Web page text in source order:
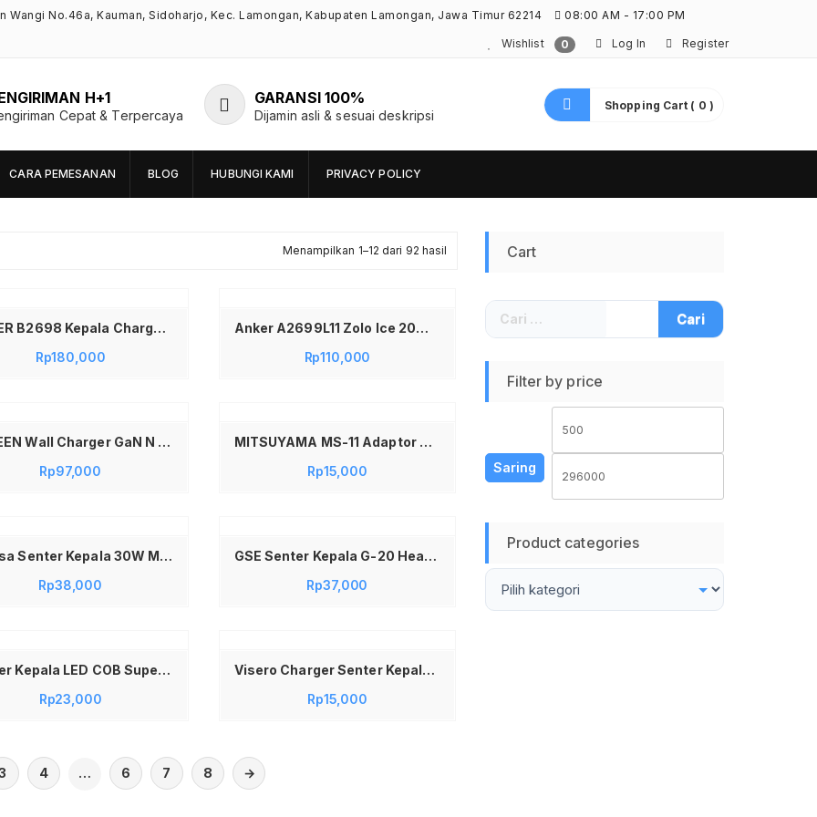
Wangi No.46a, Kauman, Sidoharjo, Kec. Lamongan, Kabupaten Lamongan, Jawa Timur 62214 08:00 AM - 17:00 PM
Wishlist 0 Log In Register
H+1
Cepat & Terpercaya
GARANSI 100%
Dijamin asli & sesuai deskripsi
Shopping Cart ( 0 )
CARA PEMESANAN BLOG HUBUNGI KAMI PRIVACY POLICY
Menampilkan 1–12 dari 92 hasil
terbaru
ANKER B2698 Kepala Charger Set Zolo 30W Charger GaN USB-C + Kabel PD Fast Charging Batok Adaptor Adapter Charger N Series GAN 30W Smartphone Type-C Type C Tipe C PD Power Delivery Quick Charge PowerIQ3.0 Fast Charging B2698L21 Warna Putih
Rp180,000
Anker A2699L11 Zolo Ice 20W GaN Charger USB C PD Fast Charging Original Kepala Charger Adapter Type C Power Delivery Compact ICE Cooled Wall Charger untuk Smartphone Tablet Earbuds Power Bank Warna Putih Hitam
Rp110,000
UGREEN Wall Charger GaN N Series 20W PD Type C Fast Charging Adaptor USB C Original Kepala Charger Power Delivery untuk Android iPhone iPad dengan Teknologi GaN Mini Compact Aman dan Efisien untuk Pengisian Cepat
Rp97,000
MITSUYAMA MS-11 Adaptor Charger Senter Kepala Jack Lubang Angka 8 – Casan Headlamp LED Universal 4.2V 800mA Kompatibel Berbagai Merk Senter Police Swat Dan Lampu Kepala Portable Awet Dan Aman Jadi Store
Rp15,000
Miyosa Senter Kepala 30W MS-413 Baterai Lithium 2000mAh Body Aluminium Headlamp LED Cahaya Putih Kuning Super Terang Jarak Jauh Anti Air Waterproof Untuk Menyelam Memancing Berburu Outdoor Camping Mendaki Gunung Awet Ringan Kuat Kualitas Premium (salin)
Rp38,000
GSE Senter Kepala G-20 Headlamp LED 30 Watt Super Terang Cahaya Putih Senter Kepala Cas Rechargeable Baterai Lithium Awet Untuk Memancing Berburu Malam Camping Mendaki Gunung Outdoor Alat Penerangan Darurat Mati Lampu Praktis Kuat Kualitas Terbaik
Rp37,000
Senter Kepala LED COB Super Terang Rechargeable Headlamp Dual Mode Cahaya Putih Dilengkapi Magnet Kuat Senter Ikat Kepala Cas USB Untuk Bengkel Montir Service Mobil Motor Camping Memancing Outdoor Waterproof Tahan Air Praktis Ringan Awet
Rp23,000
Visero Charger Senter Kepala Headlamp Jack Angka 8 Charger Casan Senter Kepala LED Charger Headlamp Universal Casan Senter Police Swat Lampu Kepala Rechargeable Charger Head Lamp Portable Cas Colokan 8 Lubang Charger Senter Kepala Visero Kualitas Bagus Aman Cepat Stabil 4.2V 500mA
Rp15,000
4 … 6 7 8 →
Cart
Cari
untuk:
Filter by price
Saring
Product categories